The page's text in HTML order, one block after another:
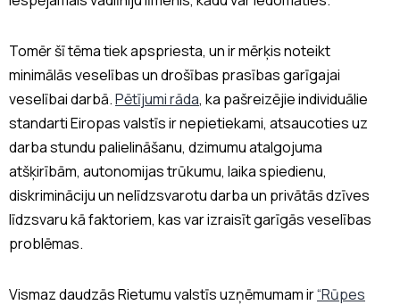
Tomēr šī tēma tiek apspriesta, un ir mērķis noteikt
minimālās veselības un drošības prasības garīgajai
veselībai darbā.Pētījumi rāda, ka pašreizējie individuālie
standarti Eiropas valstīs ir nepietiekami, atsaucoties uz
darba stundu palielināšanu, dzimumu atalgojuma
atšķirībām, autonomijas trūkumu, laika spiedienu,
diskrimināciju un nelīdzsvarotu darba un privātās dzīves
līdzsvaru kā faktoriem, kas var izraisīt garīgās veselības
problēmas.
Vismaz daudzās Rietumu valstīs uzņēmumam ir“Rūpes